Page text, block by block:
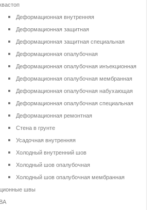
Деформационная внутренняя
Деформационная защитная
Деформационная защитная специальная
Деформационная опалубочная
Деформационная опалубочная инъекционная
Деформационная опалубочная мембранная
Деформационная опалубочная набухающая
Деформационная опалубочная специальная
Деформационная ремонтная
Стена в грунте
Усадочная внутренняя
Холодный внутренний шов
Холодный шов опалубочная
Холодный шов опалубочная мембранная
швы